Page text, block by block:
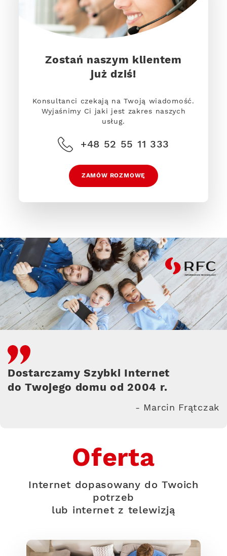
Zostań naszym klientem
już dziś!
Konsultanci czekają na Twoją wiadomość.
Wyjaśnimy Ci jaki jest zakres naszych
usług.
+48 52 55 11 333
ZAMÓW ROZMOWĘ
RFC
Dostarczamy Szybki Internet
do Twojego domu od 2004 r.
- Marcin Frątczak
Oferta
Internet dopasowany do Twoich
potrzeb
lub internet z telewizją